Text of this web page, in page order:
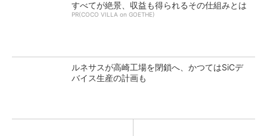
すべてが絶景、収益も得られるその仕組みとは
PR(COCO VILLA on GOETHE)
ルネサスが高崎工場を閉鎖へ、かつてはSiCデ
バイス生産の計画も